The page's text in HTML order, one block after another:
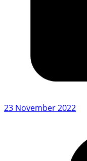
23 November 2022